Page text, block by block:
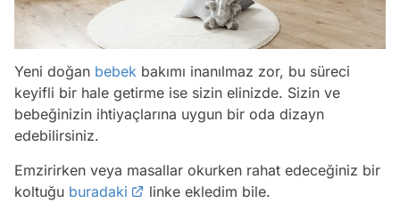
Yeni doğan bebek bakımı inanılmaz zor, bu süreci
keyifli bir hale getirme ise sizin elinizde. Sizin ve
bebeğinizin ihtiyaçlarına uygun bir oda dizayn
edebilirsiniz.
Emzirirken veya masallar okurken rahat edeceğiniz bir
koltuğu buradaki linke ekledim bile.